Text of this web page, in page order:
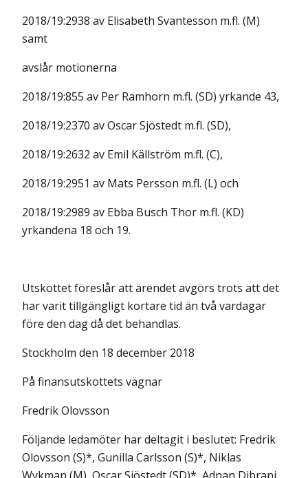
2018/19:2938 av Elisabeth Svantesson m.fl. (M)
samt
avslår motionerna
2018/19:855 av Per Ramhorn m.fl. (SD) yrkande 43,
2018/19:2370 av Oscar Sjöstedt m.fl. (SD),
2018/19:2632 av Emil Källström m.fl. (C),
2018/19:2951 av Mats Persson m.fl. (L) och
2018/19:2989 av Ebba Busch Thor m.fl. (KD)
yrkandena 18 och 19.
Utskottet föreslår att ärendet avgörs trots att det
har varit tillgängligt kortare tid än två vardagar
före den dag då det behandlas.
Stockholm den 18 december 2018
På finansutskottets vägnar
Fredrik Olovsson
Följande ledamöter har deltagit i beslutet: Fredrik
Olovsson (S)*, Gunilla Carlsson (S)*, Niklas